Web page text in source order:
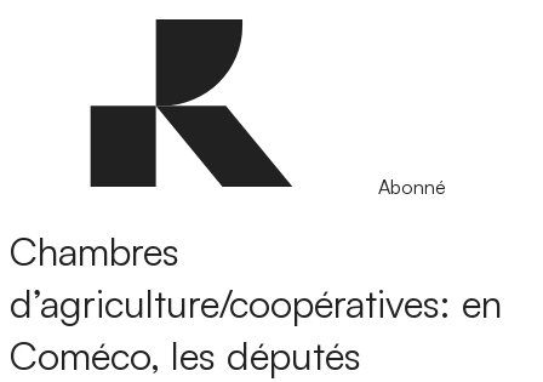
Abonné
Chambres
d’agriculture/coopératives: en
Coméco, les députés